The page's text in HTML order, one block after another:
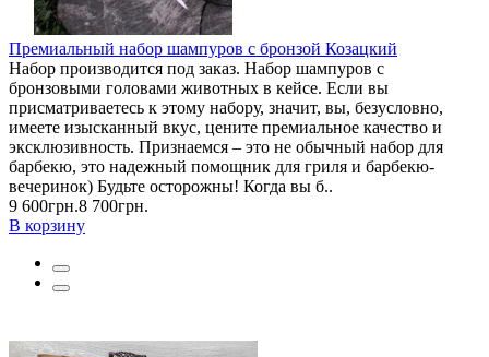
Премиальный набор шампуров с бронзой Козацкий
Набор производится под заказ. Набор шампуров с
бронзовыми головами животных в кейсе. Если вы
присматриваетесь к этому набору, значит, вы, безусловно,
имеете изысканный вкус, цените премиальное качество и
эксклюзивность. Признаемся – это не обычный набор для
барбекю, это надежный помощник для гриля и барбекю-
вечеринок) Будьте осторожны! Когда вы б..
9 600грн.8 700грн.
В корзину